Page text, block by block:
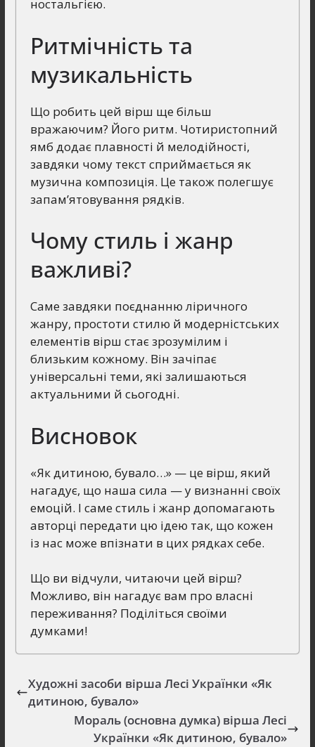
ностальгією.
Ритмічність та
музикальність
Що робить цей вірш ще більш
вражаючим? Його ритм. Чотиристопний
ямб додає плавності й мелодійності,
завдяки чому текст сприймається як
музична композиція. Це також полегшує
запам’ятовування рядків.
Чому стиль і жанр
важливі?
Саме завдяки поєднанню ліричного
жанру, простоти стилю й модерністських
елементів вірш стає зрозумілим і
близьким кожному. Він зачіпає
універсальні теми, які залишаються
актуальними й сьогодні.
Висновок
«Як дитиною, бувало…» — це вірш, який
нагадує, що наша сила — у визнанні своїх
емоцій. І саме стиль і жанр допомагають
авторці передати цю ідею так, що кожен
із нас може впізнати в цих рядках себе.
Що ви відчули, читаючи цей вірш?
Можливо, він нагадує вам про власні
переживання? Поділіться своїми
думками!
Художні засоби вірша Лесі Українки «Як
дитиною, бувало»
Мораль (основна думка) вірша Лесі
Українки «Як дитиною, бувало»